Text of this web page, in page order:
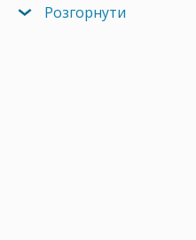
Розгорнути